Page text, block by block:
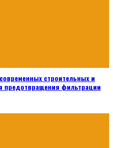
строительных и
предотвращения фильтрации